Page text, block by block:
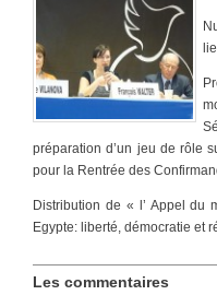
préparation d’un jeu de rôle
pour la Rentrée des
Distribution de « l’ Appel
Egypte: liberté, démocratie et
Les commentaires